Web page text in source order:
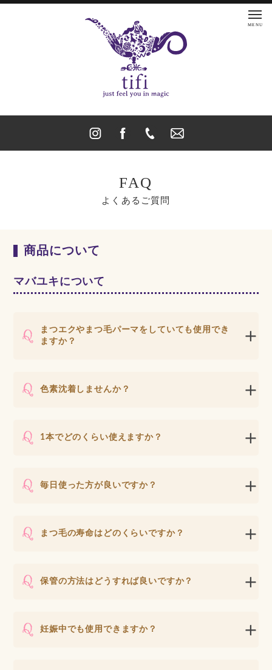
FAQ
よくあるご質問
商品について
マバユキについて
まつエクやまつ毛パーマをしていても使用でき
ますか？
色素沈着しませんか？
1本でどのくらい使えますか？
毎日使った方が良いですか？
まつ毛の寿命はどのくらいですか？
保管の方法はどうすれば良いですか？
妊娠中でも使用できますか？